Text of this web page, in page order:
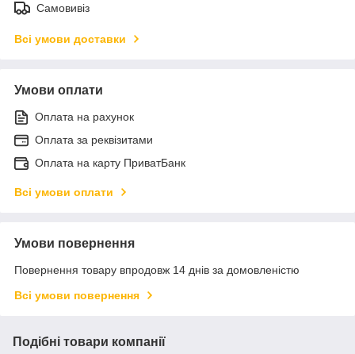
Самовивіз
Всі умови доставки
Умови оплати
Оплата на рахунок
Оплата за реквізитами
Оплата на карту ПриватБанк
Всі умови оплати
Умови повернення
Повернення товару впродовж 14 днів за домовленістю
Всі умови повернення
Подібні товари компанії